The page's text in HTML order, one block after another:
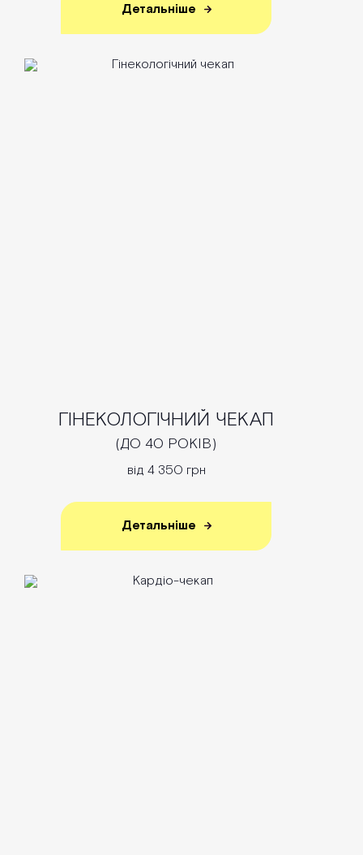
Детальніше
ГІНЕКОЛОГІЧНИЙ ЧЕКАП
(ДО 40 РОКІВ)
від 4 350 грн
Детальніше